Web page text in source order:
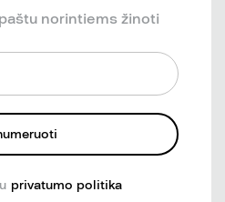
norintiems žinoti
privatumo politika